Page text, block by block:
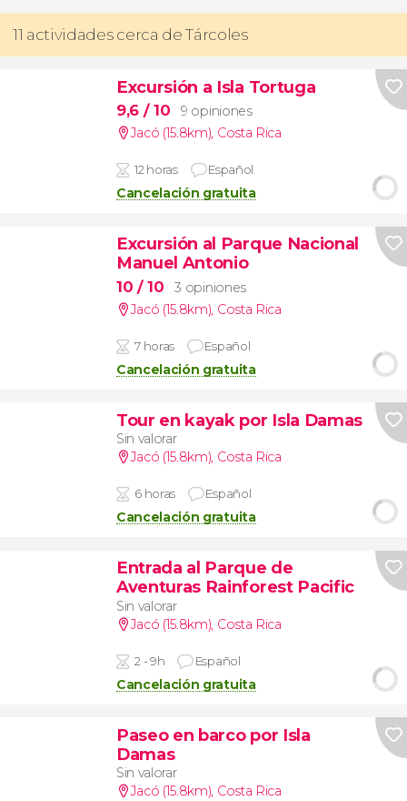
11 actividades cerca de Tárcoles
Excursión a Isla Tortuga
9,6 / 10
9 opiniones
Jacó (15.8km), Costa Rica
12 horas Español
Cancelación gratuita
Excursión al Parque Nacional
Manuel Antonio
10 / 10
3 opiniones
Jacó (15.8km), Costa Rica
7 horas Español
Cancelación gratuita
Tour en kayak por Isla Damas
Sin valorar
Jacó (15.8km), Costa Rica
6 horas Español
Cancelación gratuita
Entrada al Parque de
Aventuras Rainforest Pacific
Sin valorar
Jacó (15.8km), Costa Rica
2 - 9h Español
Cancelación gratuita
Paseo en barco por Isla
Damas
Sin valorar
Jacó (15.8km), Costa Rica